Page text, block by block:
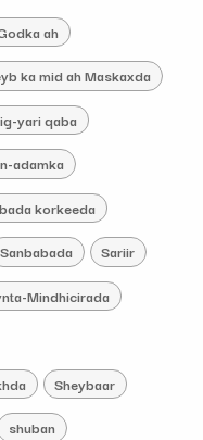
ah
ka mid ah Maskaxda
yari qaba
adamka
korkeeda
Sanbabada Sariir
Mindhicirada
Sheybaar
shuban